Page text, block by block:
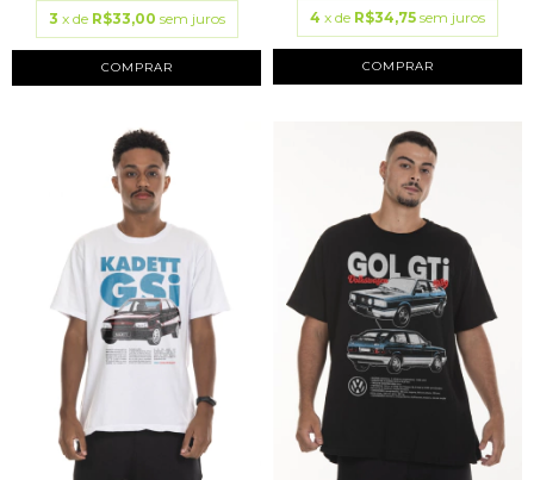
3 x de R$33,00 sem juros
COMPRAR
4 x de R$34,75 sem juros
COMPRAR